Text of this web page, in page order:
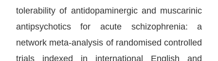
tolerability of antidopaminergic and muscarinic
antipsychotics for acute schizophrenia: a
network meta-analysis of randomised controlled
trials indexed in international English and